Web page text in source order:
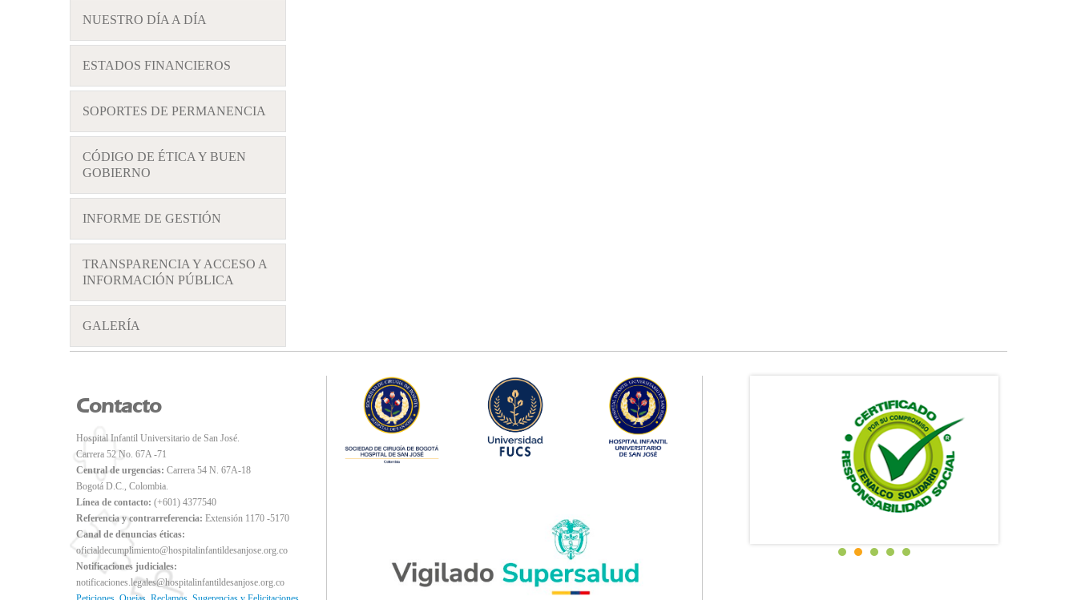
NUESTRO DÍA A DÍA
ESTADOS FINANCIEROS
SOPORTES DE PERMANENCIA
CÓDIGO DE ÉTICA Y BUEN
GOBIERNO
INFORME DE GESTIÓN
TRANSPARENCIA Y ACCESO A
INFORMACIÓN PÚBLICA
GALERÍA
Contacto
Hospital Infantil Universitario de San José.
Carrera 52 No. 67A -71
Central de urgencias: Carrera 54 N. 67A-18
Bogotá D.C., Colombia.
Línea de contacto: (+601) 4377540
Referencia y contrarreferencia: Extensión 1170 -5170
Canal de denuncias éticas:
oficialdecumplimiento@hospitalinfantildesanjose.org.co
Notificaciones judiciales:
notificaciones.legales@hospitalinfantildesanjose.org.co